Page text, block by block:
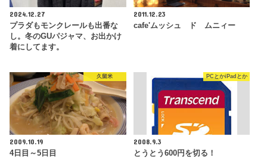
2024.12.27
プラダもモンクレールも出番な
し。冬のGUパジャマ、お出かけ
着にしてます。
2011.12.23
cafe'ムッシュ ド ムニィー
久留米
2009.10.19
4日目～5日目
PCとかiPadとか
2008.9.3
とうとう600円を切る！